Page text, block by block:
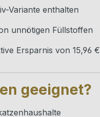
Variante enthalten
unnötigen Füllstoffen
Ersparnis von 15,96 €
geeignet?